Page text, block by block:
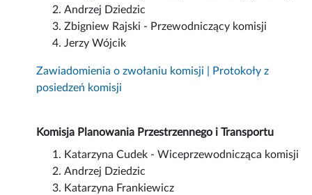
Andrzej Dziedzic
Zbigniew Rajski - Przewodniczący komisji
Jerzy Wójcik
Zawiadomienia o zwołaniu komisji | Protokoły z
posiedzeń komisji
Komisja Planowania Przestrzennego i Transportu
Katarzyna Cudek - Wiceprzewodnicząca komisji
Andrzej Dziedzic
Katarzyna Frankiewicz